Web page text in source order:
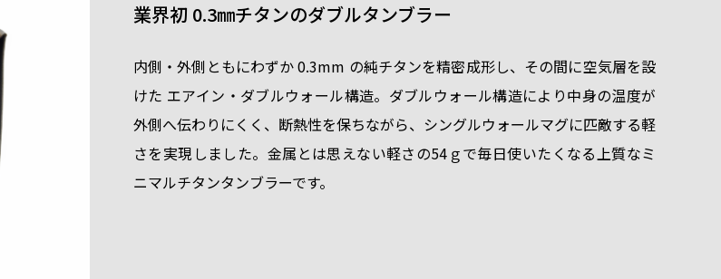
業界初 0.3㎜チタンのダブルタンブラー
内側・外側ともにわずか 0.3mm の純チタンを精密成形し、その間に空気層を設
けた エアイン・ダブルウォール構造。ダブルウォール構造により中身の温度が
外側へ伝わりにくく、断熱性を保ちながら、シングルウォールマグに匹敵する軽
さを実現しました。金属とは思えない軽さの54ｇで毎日使いたくなる上質なミ
ニマルチタンタンブラーです。